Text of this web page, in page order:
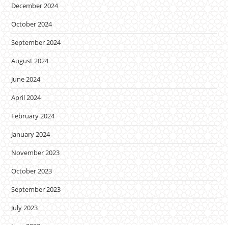
December 2024
October 2024
September 2024
August 2024
June 2024
April 2024
February 2024
January 2024
November 2023
October 2023
September 2023
July 2023